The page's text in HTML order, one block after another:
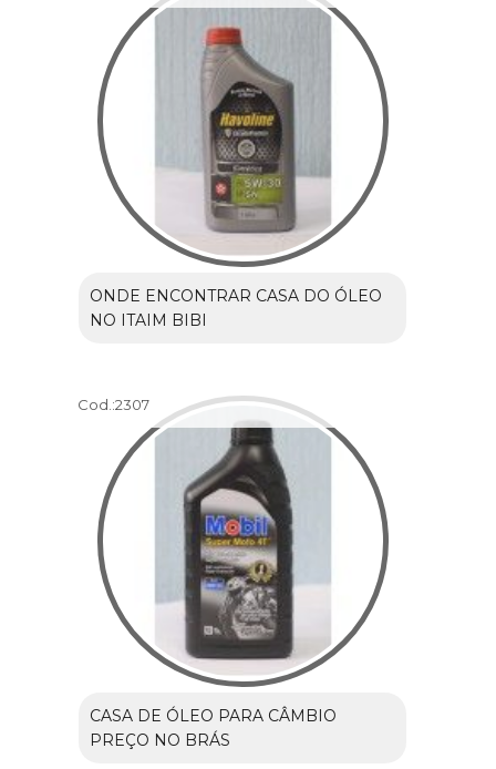
ONDE ENCONTRAR CASA DO ÓLEO
NO ITAIM BIBI
Cod.:2307
CASA DE ÓLEO PARA CÂMBIO
PREÇO NO BRÁS